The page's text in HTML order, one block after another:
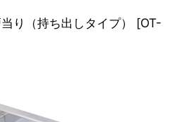
り（持ち出しタイプ） [OT-